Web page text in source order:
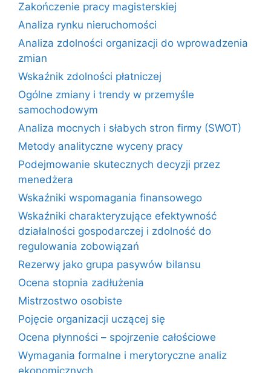
Zakończenie pracy magisterskiej
Analiza rynku nieruchomości
Analiza zdolności organizacji do wprowadzenia
zmian
Wskaźnik zdolności płatniczej
Ogólne zmiany i trendy w przemyśle
samochodowym
Analiza mocnych i słabych stron firmy (SWOT)
Metody analityczne wyceny pracy
Podejmowanie skutecznych decyzji przez
menedżera
Wskaźniki wspomagania finansowego
Wskaźniki charakteryzujące efektywność
działalności gospodarczej i zdolność do
regulowania zobowiązań
Rezerwy jako grupa pasywów bilansu
Ocena stopnia zadłużenia
Mistrzostwo osobiste
Pojęcie organizacji uczącej się
Ocena płynności – spojrzenie całościowe
Wymagania formalne i merytoryczne analiz
ekonomicznych